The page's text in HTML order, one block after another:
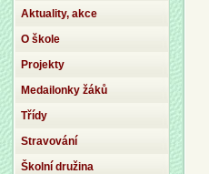
Aktuality, akce
O škole
Projekty
Medailonky žáků
Třídy
Stravování
Školní družina